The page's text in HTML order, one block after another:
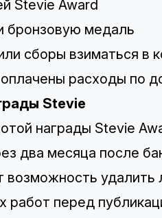
Stevie Award
бронзовую медаль
сборы взиматься в
расходы по
Stevie
награды Stevie
два месяца после
возможность
перед